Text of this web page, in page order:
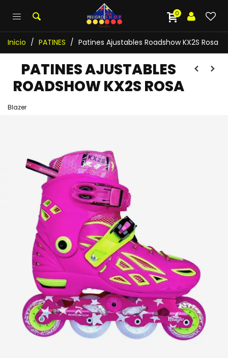
0
Inicio / PATINES / Patines Ajustables Roadshow KX2S Rosa
PATINES AJUSTABLES
ROADSHOW KX2S ROSA
Blazer